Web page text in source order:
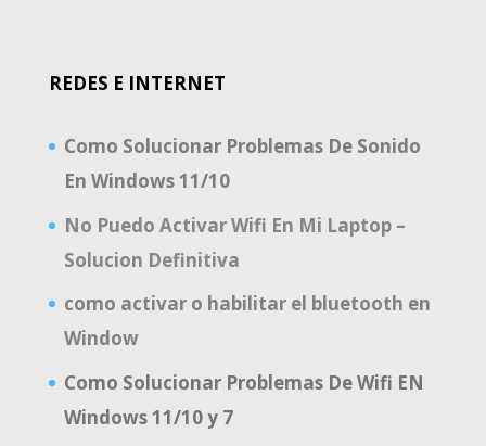
REDES E INTERNET
Como Solucionar Problemas De Sonido
En Windows 11/10
No Puedo Activar Wifi En Mi Laptop –
Solucion Definitiva
como activar o habilitar el bluetooth en
Window
Como Solucionar Problemas De Wifi EN
Windows 11/10 y 7